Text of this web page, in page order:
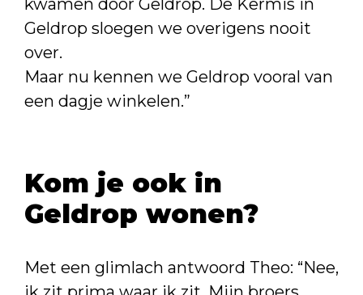
kwamen door Geldrop. De Kermis in
Geldrop sloegen we overigens nooit
over.
Maar nu kennen we Geldrop vooral van
een dagje winkelen.”
Kom je ook in
Geldrop wonen?
Met een glimlach antwoord Theo: “Nee,